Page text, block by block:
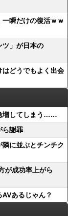
一瞬だけの復活ｗｗ
ツ」が日本の
はどうでもよく出会
増してしまう……
ら謝罪
隣に並ぶとチンチク
が成功率上がら
あるじゃん？